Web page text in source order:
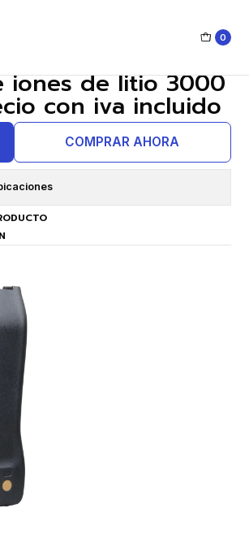
0
iones de litio 3000
con iva incluido
COMPRAR AHORA